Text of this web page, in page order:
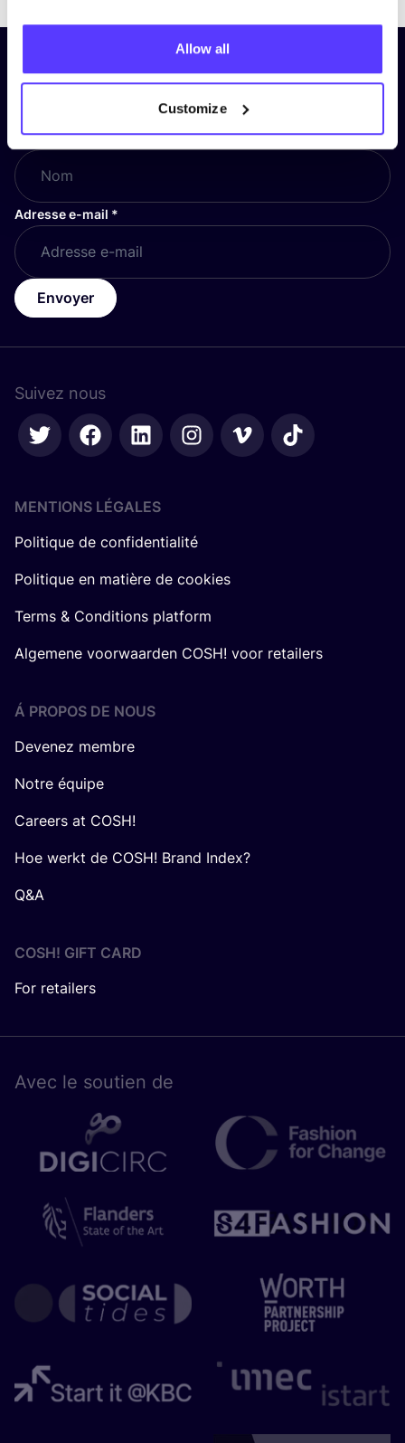
Allow all
Customize
Inscrivez-vous à notre lettre
d’information et restez informé !
Nom*
Adresse e-mail *
Envoyer
Suivez nous
MENTIONS LÉGALES
Politique de confidentialité
Politique en matière de cookies
Terms & Conditions platform
Algemene voorwaarden COSH! voor retailers
Á PROPOS DE NOUS
Devenez membre
Notre équipe
Careers at COSH!
Hoe werkt de COSH! Brand Index?
Q&A
COSH! GIFT CARD
For retailers
Avec le sou­tien de